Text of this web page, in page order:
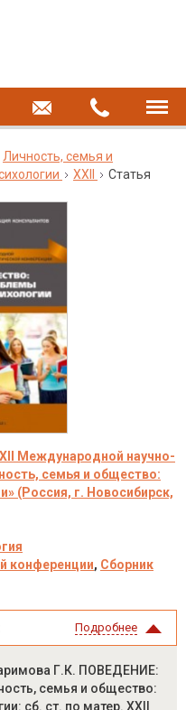
Личность, семья и
XXII Статья
Международной научно-
семья и общество:
(Россия, г. Новосибирск,
конференции, Сборник
Подробнее
Г.К. ПОВЕДЕНИЕ:
семья и общество:
сб. ст. по матер. XXII